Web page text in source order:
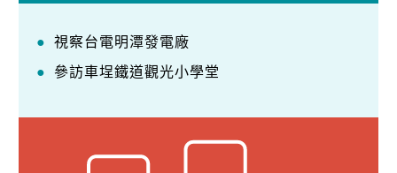
視察台電明潭發電廠
參訪車埕鐵道觀光小學堂